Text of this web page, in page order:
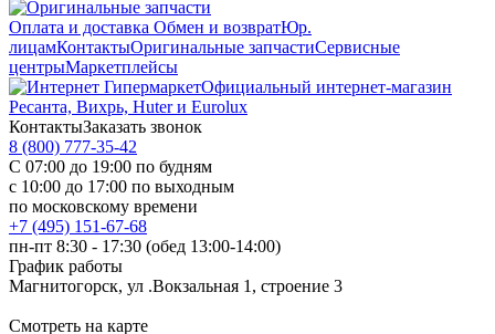
Оплата и доставка Обмен и возвратЮр.
лицамКонтактыОригинальные запчастиСервисные
центрыМаркетплейсы
Официальный интернет-магазин
Ресанта, Вихрь, Huter и Eurolux
КонтактыЗаказать звонок
8 (800) 777-35-42
С 07:00 до 19:00 по будням
с 10:00 до 17:00 по выходным
по московскому времени
+7 (495) 151-67-68
пн-пт 8:30 - 17:30 (обед 13:00-14:00)
График работы
Магнитогорск, ул .Вокзальная 1, строение 3
Смотреть на карте